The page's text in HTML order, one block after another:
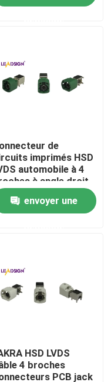
de
imprimés HSD
automobile à 4
à angle droit
envoyer une
HSD LVDS
4 broches
PCB jack